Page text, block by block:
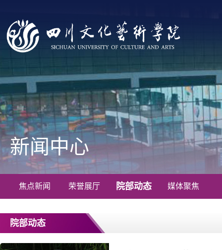
焦点新闻 荣誉展厅 院部动态 媒体聚焦
新闻中心
院部动态